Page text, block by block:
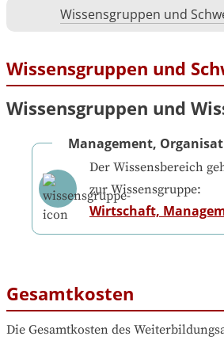
Wissensgruppen und
Wissensgruppen und
Wissensgruppen und
Management,
Der Wissensbereich
zur Wissensgruppe:
Wirtschaft,
Gesamtkosten
Die Gesamtkosten des